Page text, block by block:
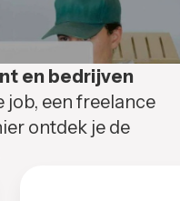
en bedrijven
job, een freelance
ontdek je de